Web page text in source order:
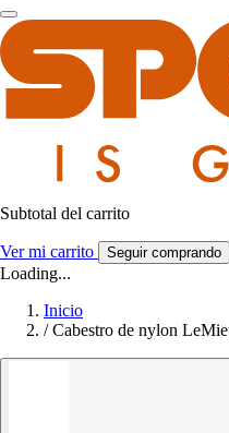
Subtotal del carrito
Ver mi carrito Seguir comprando
Loading...
Inicio
/ Cabestro de nylon